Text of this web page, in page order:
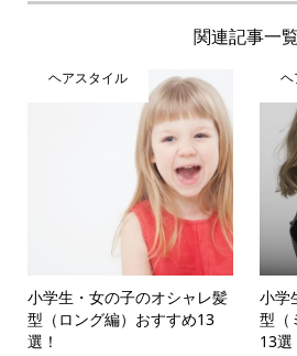
関連記事一覧
ヘアスタイル
小学生・女の子のオシャレ髪
型（ロング編）おすすめ13
選！
ヘ
小学
型（
13選